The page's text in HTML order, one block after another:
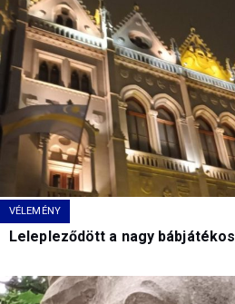
VÉLEMÉNY
Lelepleződött a nagy bábjátékos